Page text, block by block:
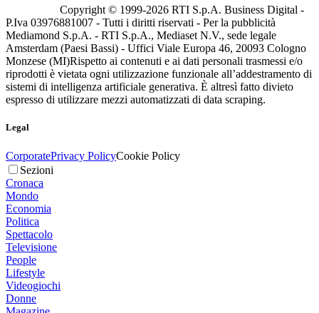
Copyright © 1999-2026 RTI S.p.A. Business Digital -
P.Iva 03976881007 - Tutti i diritti riservati - Per la pubblicità
Mediamond S.p.A. - RTI S.p.A., Mediaset N.V., sede legale
Amsterdam (Paesi Bassi) - Uffici Viale Europa 46, 20093 Cologno
Monzese (MI)Rispetto ai contenuti e ai dati personali trasmessi e/o
riprodotti è vietata ogni utilizzazione funzionale all’addestramento di
sistemi di intelligenza artificiale generativa. È altresì fatto divieto
espresso di utilizzare mezzi automatizzati di data scraping.
Legal
CorporatePrivacy PolicyCookie Policy
Sezioni
Cronaca
Mondo
Economia
Politica
Spettacolo
Televisione
People
Lifestyle
Videogiochi
Donne